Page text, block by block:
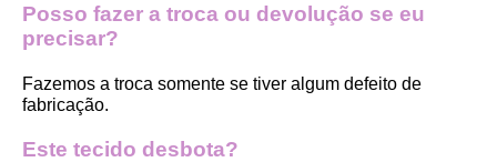
Posso fazer a troca ou devolução se eu
precisar?
Fazemos a troca somente se tiver algum defeito de
fabricação.
Este tecido desbota?